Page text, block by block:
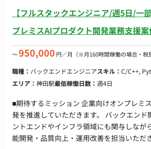
キテクチャ設計 ・開発フェーズに応じた実
ト業務のリード ・エンジニアリング領域の
ト】 ■開発環境 プログラミング言語 ・Java ・C# ・C言語 ■働き
フレックス稼働：可
【フルスタックエンジニア/週5日/一
プレミスAIプロダクト開発業務支援
〜950,000 円／月 （※月160時間稼働の場合・税
職種： バックエンドエンジニアスキル： C/C++,
エリア： 神田駅最低稼働日数： 週4日
■期待するミッション 企業向けオンプレミ
発を推進していただきます。 バックエンド
ントエンドやインフラ領域にも関与しなが
能開発・品質向上・運用改善を担当いただ